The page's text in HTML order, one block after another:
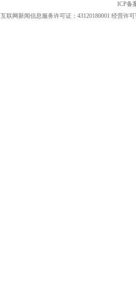
ICP备
互联网新闻信息服务许可证：43120180001 经营许可